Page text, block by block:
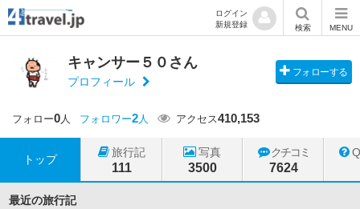
ログイン
新規登録
検索 MENU
キャンサー５０さん
プロフィール
フォローする
フォロー0人 フォロワー2人 アクセス410,153
トップ
旅行記
111
写真
3500
クチコミ
7624
最近の旅行記